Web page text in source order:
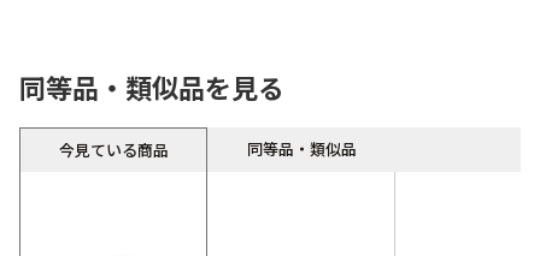
同等品・類似品を見る
今見ている商品 同等品・類似品